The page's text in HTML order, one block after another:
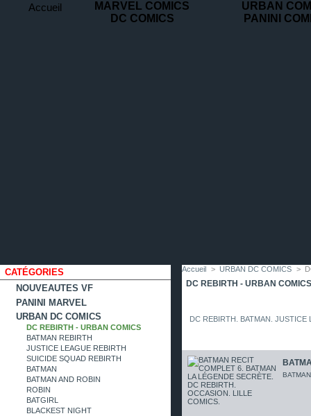
Accueil
MARVEL COMICS
DC COMICS
URBAN
PANINI
CATÉGORIES
NOUVEAUTES VF
PANINI MARVEL
URBAN DC COMICS
DC REBIRTH - URBAN COMICS
BATMAN REBIRTH
JUSTICE LEAGUE REBIRTH
SUICIDE SQUAD REBIRTH
BATMAN
BATMAN AND ROBIN
ROBIN
BATGIRL
BLACKEST NIGHT
Accueil > URBAN DC COMICS >
DC REBIRTH - URBAN
DC REBIRTH. BATMAN.